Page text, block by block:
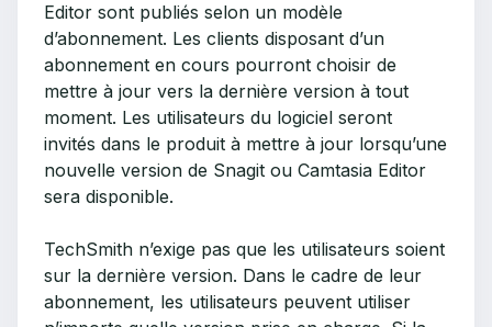
Editor sont publiés selon un modèle
d’abonnement. Les clients disposant d’un
abonnement en cours pourront choisir de
mettre à jour vers la dernière version à tout
moment. Les utilisateurs du logiciel seront
invités dans le produit à mettre à jour lorsqu’une
nouvelle version de Snagit ou Camtasia Editor
sera disponible.
TechSmith n’exige pas que les utilisateurs soient
sur la dernière version. Dans le cadre de leur
abonnement, les utilisateurs peuvent utiliser